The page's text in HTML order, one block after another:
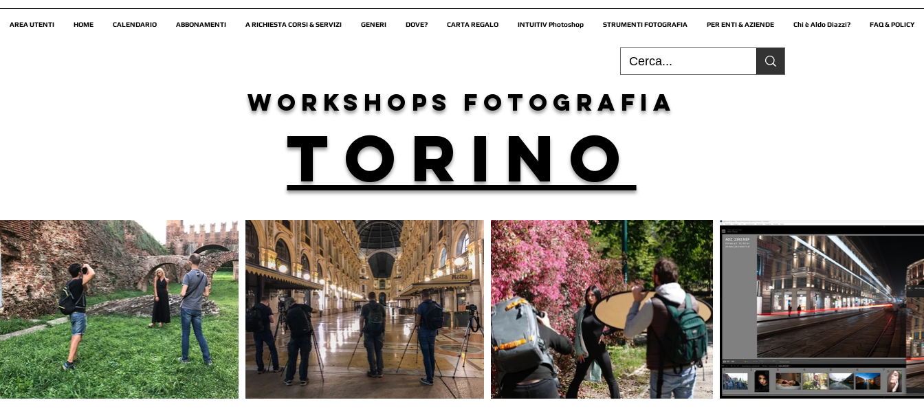
AREA UTENTI HOME CALENDARIO ABBONAMENTI A RICHIESTA CORSI & SERVIZI GENERI DOVE? CARTA REGALO INTUITIV Photoshop STRUMENTI FOTOGRAFIA PER ENTI & AZIENDE Chi è Aldo Diazzi? FAQ & POLICY
workshops fotografia
torino